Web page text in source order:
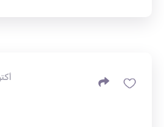
أكتوبر 9,